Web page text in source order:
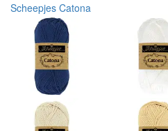
Scheepjes Catona